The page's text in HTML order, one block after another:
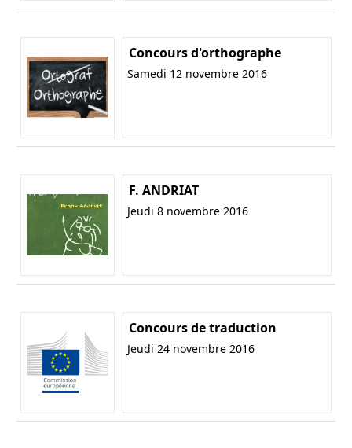
Concours d'orthographe
Samedi 12 novembre 2016
F. ANDRIAT
Jeudi 8 novembre 2016
Concours de traduction
Jeudi 24 novembre 2016